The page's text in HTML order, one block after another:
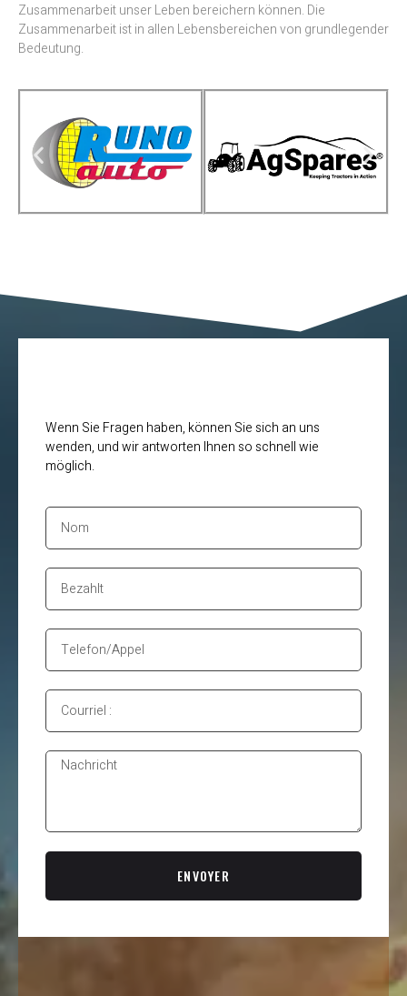
Zusammenarbeit unser Leben bereichern können. Die
Zusammenarbeit ist in allen Lebensbereichen von grundlegender
Bedeutung.
Wenn Sie Fragen haben, können Sie sich an uns
wenden, und wir antworten Ihnen so schnell wie
möglich.
ENVOYER